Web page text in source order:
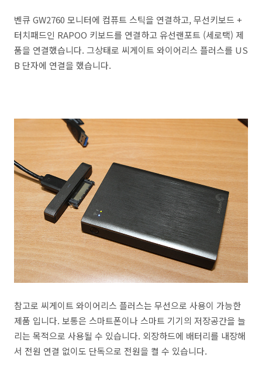
벤큐 GW2760 모니터에 컴퓨트 스틱을 연결하고, 무선키보드 +
터치패드인 RAPOO 키보드를 연결하고 유선랜포트 (세로택) 제
품을 연결했습니다. 그상태로 씨게이트 와이어리스 플러스를 US
B 단자에 연결을 했습니다.
참고로 씨게이트 와이어리스 플러스는 무선으로 사용이 가능한
제품 입니다. 보통은 스마트폰이나 스마트 기기의 저장공간을 늘
리는 목적으로 사용될 수 있습니다. 외장하드에 배터리를 내장해
서 전원 연결 없이도 단독으로 전원을 켤 수 있습니다.